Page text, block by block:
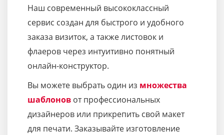
Наш современный высококлассный
сервис создан для быстрого и удобного
заказа визиток, а также листовок и
флаеров через интуитивно понятный
онлайн-конструктор.
Вы можете выбрать один из множества
шаблонов от профессиональных
дизайнеров или прикрепить свой макет
для печати. Заказывайте изготовление